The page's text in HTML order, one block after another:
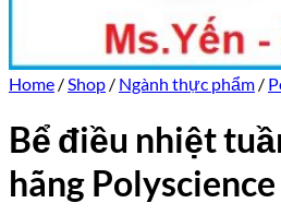
Return to shop
Home /Shop / Ngành thực phẩm /
Bể điều nhiệt
hãng Polyscience